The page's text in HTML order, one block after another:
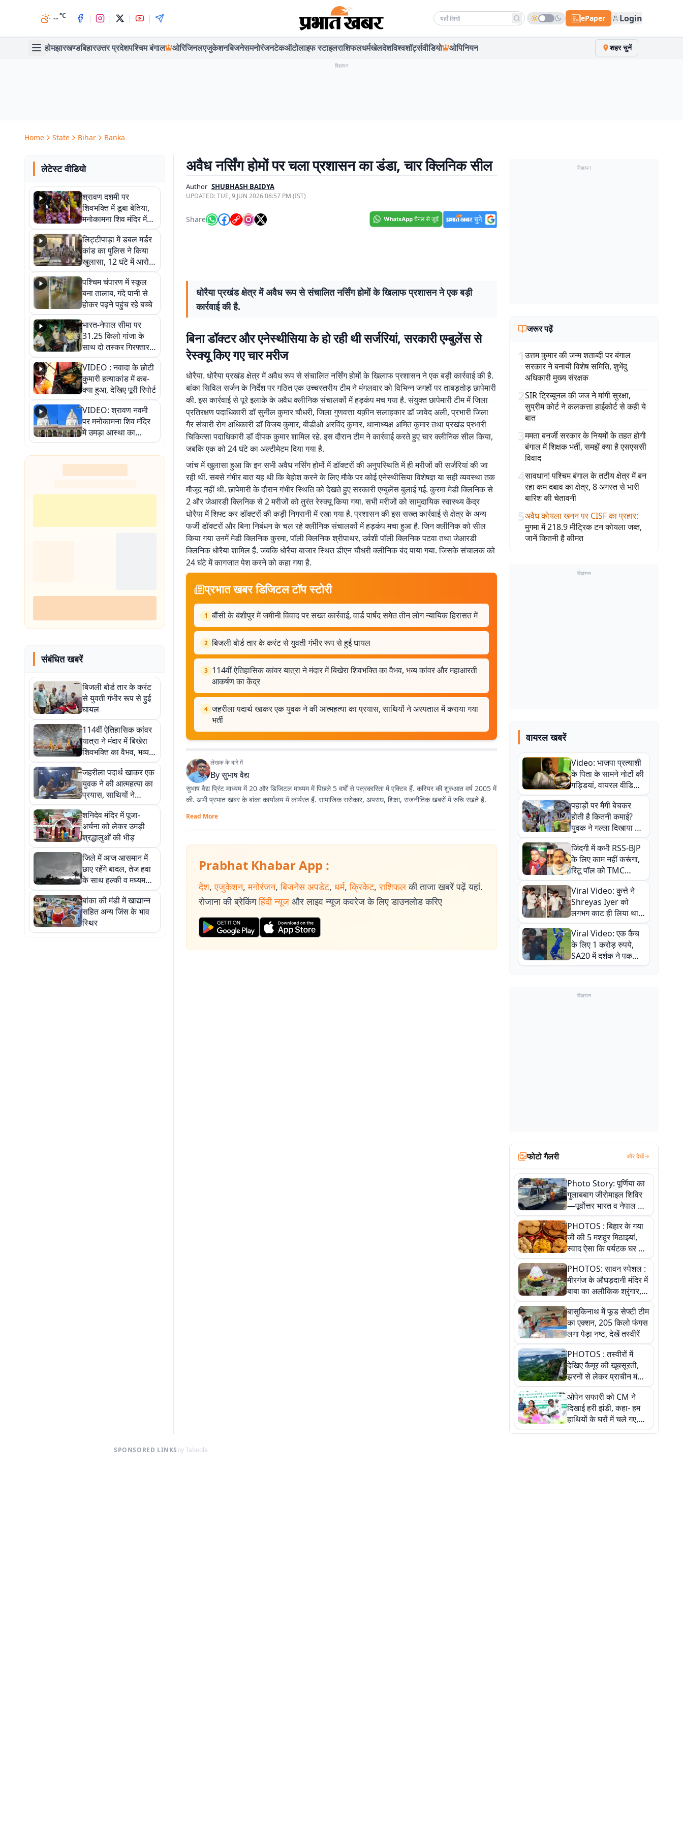
--°C | | | | Search news ePaper Login
होमझारखण्डबिहारउत्तर प्रदेशपश्चिम बंगाल ओरिजिनलएजुकेशनबिजनेसमनोरंजनटेकऑटोलाइफ स्टाइलराशिफलधर्मखेलदेशविश्वशॉर्ट्सवीडियो ओपिनियन शहर चुनें
विज्ञापन
Home State Bihar Banka
लेटेस्ट वीडियो
श्रावण दशमी पर
शिवभक्ति में डूबा बेतिया,
मनोकामना शिव मंदिर में
हुआ भव्य श्रृंगार
लिट्टीपाड़ा में डबल मर्डर
कांड का पुलिस ने किया
खुलासा, 12 घंटे में आरोपी
गिरफ्तार
पश्चिम चंपारण में स्कूल
बना तालाब, गंदे पानी से
होकर पढ़ने पहुंच रहे बच्चे
भारत-नेपाल सीमा पर
31.25 किलो गांजा के
साथ दो तस्कर गिरफ्तार,
नेपाली नंबर की बाइक
जब्त
VIDEO : नवादा के छोटी
कुमारी हत्याकांड में कब-
क्या हुआ, देखिए पूरी रिपोर्ट
VIDEO: श्रावण नवमी
पर मनोकामना शिव मंदिर
में उमड़ा आस्था का
सैलाब, हर-हर महादेव के
जयघोष से गूंजा परिसर
संबंधित खबरें
बिजली बोर्ड तार के करंट
से युवती गंभीर रूप से हुई
घायल
114वीं ऐतिहासिक कांवर
यात्रा ने मंदार में बिखेरा
शिवभक्ति का वैभव, भव्य
कांवर और महाआरती
आकर्षण का केंद्र
जहरीला पदार्थ खाकर एक
युवक ने की आत्महत्या का
प्रयास, साथियों ने
अस्पताल में कराया गया
भर्ती
शनिदेव मंदिर में पूजा-
अर्चना को लेकर उमड़ी
श्रद्धालुओं की भीड़
जिले में आज आसमान में
छाए रहेंगे बादल, तेज हवा
के साथ हल्की व मध्यम
बारिश के आसार
बांका की मंडी में खाद्यान्न
सहित अन्य जिंस के भाव
स्थिर
अवैध नर्सिंग होमों पर चला प्रशासन का डंडा, चार क्लिनिक सील
Author SHUBHASH BAIDYA
UPDATED:TUE, 9 JUN 2026 08:57 PM (IST)
Share
धोरैया प्रखंड क्षेत्र में अवैध रूप से संचालित नर्सिंग होमों के खिलाफ प्रशासन ने एक बड़ी
कार्रवाई की है.
बिना डॉक्टर और एनेस्थीसिया के हो रही थी सर्जरियां, सरकारी एम्बुलेंस से
रेस्क्यू किए गए चार मरीज
धोरैया. धोरैया प्रखंड क्षेत्र में अवैध रूप से संचालित नर्सिंग होमों के खिलाफ प्रशासन ने एक बड़ी कार्रवाई की है.
बांका सिविल सर्जन के निर्देश पर गठित एक उच्चस्तरीय टीम ने मंगलवार को विभिन्न जगहों पर ताबड़तोड़ छापेमारी
की. इस कार्रवाई से पूरे इलाके के अवैध क्लीनिक संचालकों में हड़कंप मच गया है. संयुक्त छापेमारी टीम में जिला
प्रतिरक्षण पदाधिकारी डॉ सुनील कुमार चौधरी, जिला गुणवत्ता यक़ीन सलाहकार डॉ जावेद अली, प्रभारी जिला
गैर संचारी रोग अधिकारी डॉ विजय कुमार, बीडीओ अरविंद कुमार, थानाध्यक्ष अमित कुमार तथा प्रखंड प्रभारी
चिकित्सा पदाधिकारी डॉ दीपक कुमार शामिल रहे. इस दौरान टीम ने कार्रवाई करते हुए चार क्लीनिक सील किया,
जबकि एक को 24 घंटे का अल्टीमेटम दिया गया है.
जांच में खुलासा हुआ कि इन सभी अवैध नर्सिंग होमों में डॉक्टरों की अनुपस्थिति में ही मरीजों की सर्जरियां की जा
रही थीं. सबसे गंभीर बात यह थी कि बेहोश करने के लिए मौके पर कोई एनेस्थीसिया विशेषज्ञ या सही व्यवस्था तक
मौजूद नहीं थी. छापेमारी के दौरान गंभीर स्थिति को देखते हुए सरकारी एम्बुलेंस बुलाई गई. कुरमा मेडी क्लिनिक से
2 और जेआरडी क्लिनिक से 2 मरीजों को तुरंत रेस्क्यू किया गया. सभी मरीजों को सामुदायिक स्वास्थ्य केंद्र
धोरैया में शिफ्ट कर डॉक्टरों की कड़ी निगरानी में रखा गया है. प्रशासन की इस सख्त कार्रवाई से क्षेत्र के अन्य
फर्जी डॉक्टरों और बिना निबंधन के चल रहे क्लीनिक संचालकों में हड़कंप मचा हुआ है. जिन क्लीनिक को सील
किया गया उनमें मेडी क्लिनिक कुरमा, पॉली क्लिनिक श्रीपाथर, उर्वशी पॉली क्लिनिक पटवा तथा जेआरडी
क्लिनिक धोरैया शामिल हैं. जबकि धोरैया बाजार स्थित डीएन चौधरी क्लीनिक बंद पाया गया. जिसके संचालक को
24 घंटे में कागजात पेश करने को कहा गया है.
प्रभात खबर डिजिटल टॉप स्टोरी
1 बौंसी के बंशीपुर में जमीनी विवाद पर सख्त कार्रवाई, वार्ड पार्षद समेत तीन लोग न्यायिक हिरासत में
2 बिजली बोर्ड तार के करंट से युवती गंभीर रूप से हुई घायल
3 114वीं ऐतिहासिक कांवर यात्रा ने मंदार में बिखेरा शिवभक्ति का वैभव, भव्य कांवर और महाआरती
आकर्षण का केंद्र
4 जहरीला पदार्थ खाकर एक युवक ने की आत्महत्या का प्रयास, साथियों ने अस्पताल में कराया गया
भर्ती
लेखक के बारे में
Byसुभाष वैद्य
सुभाष वैद्य प्रिंट माध्यम में 20 और डिजिटल माध्यम में पिछले 5 वर्षों से पत्रकारिता में एक्टिव हैं. करियर की शुरुआत वर्ष 2005 में
की. अभी प्रभात खबर के बांका कार्यालय में कार्यरत हैं. सामाजिक सरोकार, अपराध, शिक्षा, राजनीतिक खबरों में रुचि रखते हैं.
Read More
Prabhat Khabar App :
देश, एजुकेशन, मनोरंजन, बिजनेस अपडेट, धर्म, क्रिकेट, राशिफल की ताजा खबरें पढ़ें यहां.
रोजाना की ब्रेकिंग हिंदी न्यूज और लाइव न्यूज कवरेज के लिए डाउनलोड करिए
विज्ञापन
जरूर पढ़ें
1उत्तम कुमार की जन्म शताब्दी पर बंगाल
सरकार ने बनायी विशेष समिति, शुभेंदु
अधिकारी मुख्य संरक्षक
2SIR ट्रिब्यूनल की जज ने मांगी सुरक्षा,
सुप्रीम कोर्ट ने कलकत्ता हाईकोर्ट से कही ये
बात
3ममता बनर्जी सरकार के नियमों के तहत होगी
बंगाल में शिक्षक भर्ती, समझें क्या है एसएससी
विवाद
4सावधान! पश्चिम बंगाल के तटीय क्षेत्र में बन
रहा कम दबाव का क्षेत्र, 8 अगस्त से भारी
बारिश की चेतावनी
5अवैध कोयला खनन पर CISF का प्रहार:
मुगमा में 218.9 मीट्रिक टन कोयला जब्त,
जानें कितनी है कीमत
विज्ञापन
वायरल खबरें
Video: भाजपा प्रत्याशी
के पिता के सामने नोटों की
गड्डियां, वायरल वीडियो
से राजनीति में उबाल,
अजित महतो बोले- TMC
की गंदी चाल
पहाड़ों पर मैगी बेचकर
होती है कितनी कमाई?
युवक ने गल्ला दिखाया तो
नौकरी वालों के खड़े हो गए
कान
जिंदगी में कभी RSS-BJP
के लिए काम नहीं करूंगा,
रिंटू पॉल को TMC
ऑफिस में ले जाकर पीटा,
Video वायरल
Viral Video: कुत्ते ने
Shreyas Iyer को
लगभग काट ही लिया था,
न्यूजीलैंड सीरीज से पहले
बाल-बाल बचे
Viral Video: एक कैच
के लिए 1 करोड़ रुपये,
SA20 में दर्शक ने पकड़ा
एक हाथ से गजब का कैच
विज्ञापन
फोटो गैलरी और देखें
Photo Story: पूर्णिया का
गुलाबबाग जीरोमाइल शिविर
—पूर्वोत्तर भारत व नेपाल के
कांवरियों का प्रमुख सेवा धाम
PHOTOS : बिहार के गया
जी की 5 मशहूर मिठाइयां,
स्वाद ऐसा कि पर्यटक घर ले
जाना नहीं भूलते, तस्वीरों में
देखें
PHOTOS: सावन स्पेशल :
मीरगंज के औघड़दानी मंदिर में
बाबा का अलौकिक श्रृंगार,
तस्वीरों में देखें महादेव के कई
मनमोहक स्वरूप
बासुकिनाथ में फूड सेफ्टी टीम
का एक्शन, 205 किलो फंगस
लगा पेड़ा नष्ट, देखें तस्वीरें
PHOTOS : तस्वीरों में
देखिए कैमूर की खूबसूरती,
झरनों से लेकर प्राचीन मंदिरों
तक प्रकृति और आस्था का
अद्भुत संगम
ओपेन सफारी को CM ने
दिखाई हरी झंडी, कहा- हम
हाथियों के घरों में चले गए,
देखें तस्वीरें
SPONSORED LINKSby Taboola